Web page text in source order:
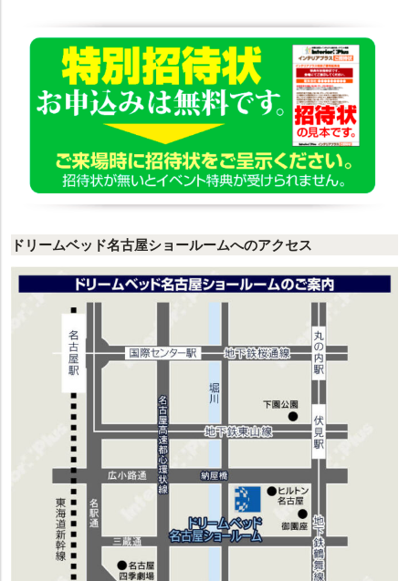
ドリームベッド名古屋ショールームへのアクセス